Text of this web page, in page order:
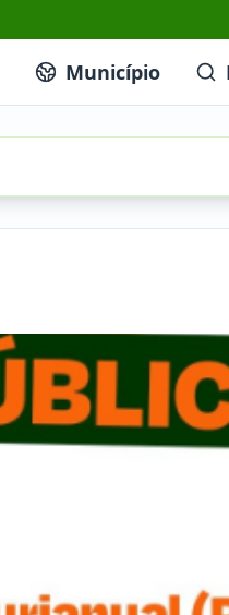
Município